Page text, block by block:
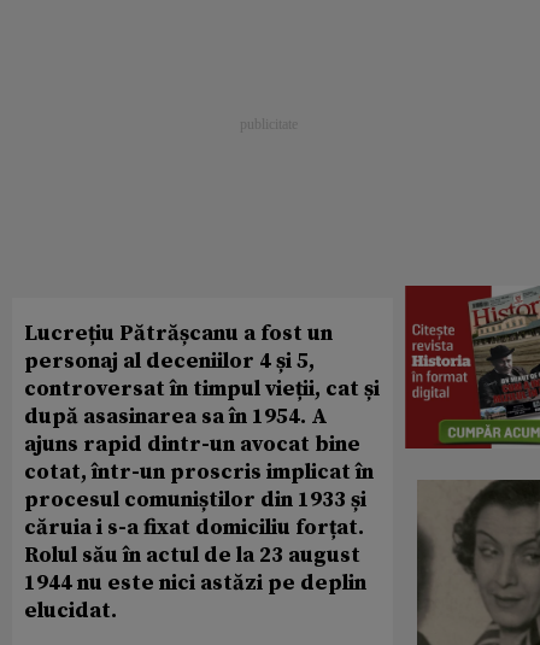
Lucrețiu Pătrășcanu a fost un
personaj al deceniilor 4 și 5,
controversat în timpul vieții, cat și
după asasinarea sa în 1954. A
ajuns rapid dintr-un avocat bine
cotat, într-un proscris implicat în
procesul comuniștilor din 1933 și
căruia i s-a fixat domiciliu forțat.
Rolul său în actul de la 23 august
1944 nu este nici astăzi pe deplin
elucidat.